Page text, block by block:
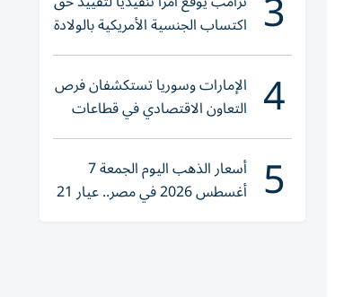
اكتساب الجنسية الأمريكية بالولادة
4 الإمارات وسوريا تستكشفان فرص
التعاون الاقتصادي في قطاعات
حيوية
5 أسعار الذهب اليوم الجمعة 7
أغسطس 2026 في مصر.. عيار 21